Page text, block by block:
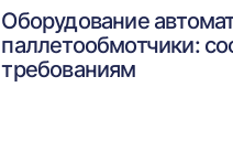
Оборудование
паллетообмотчики:
требованиям